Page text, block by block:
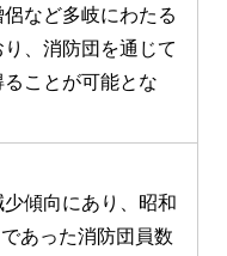
など多岐にわたる
、消防団を通じて
ことが可能とな
少傾向にあり、昭和
あった消防団員数